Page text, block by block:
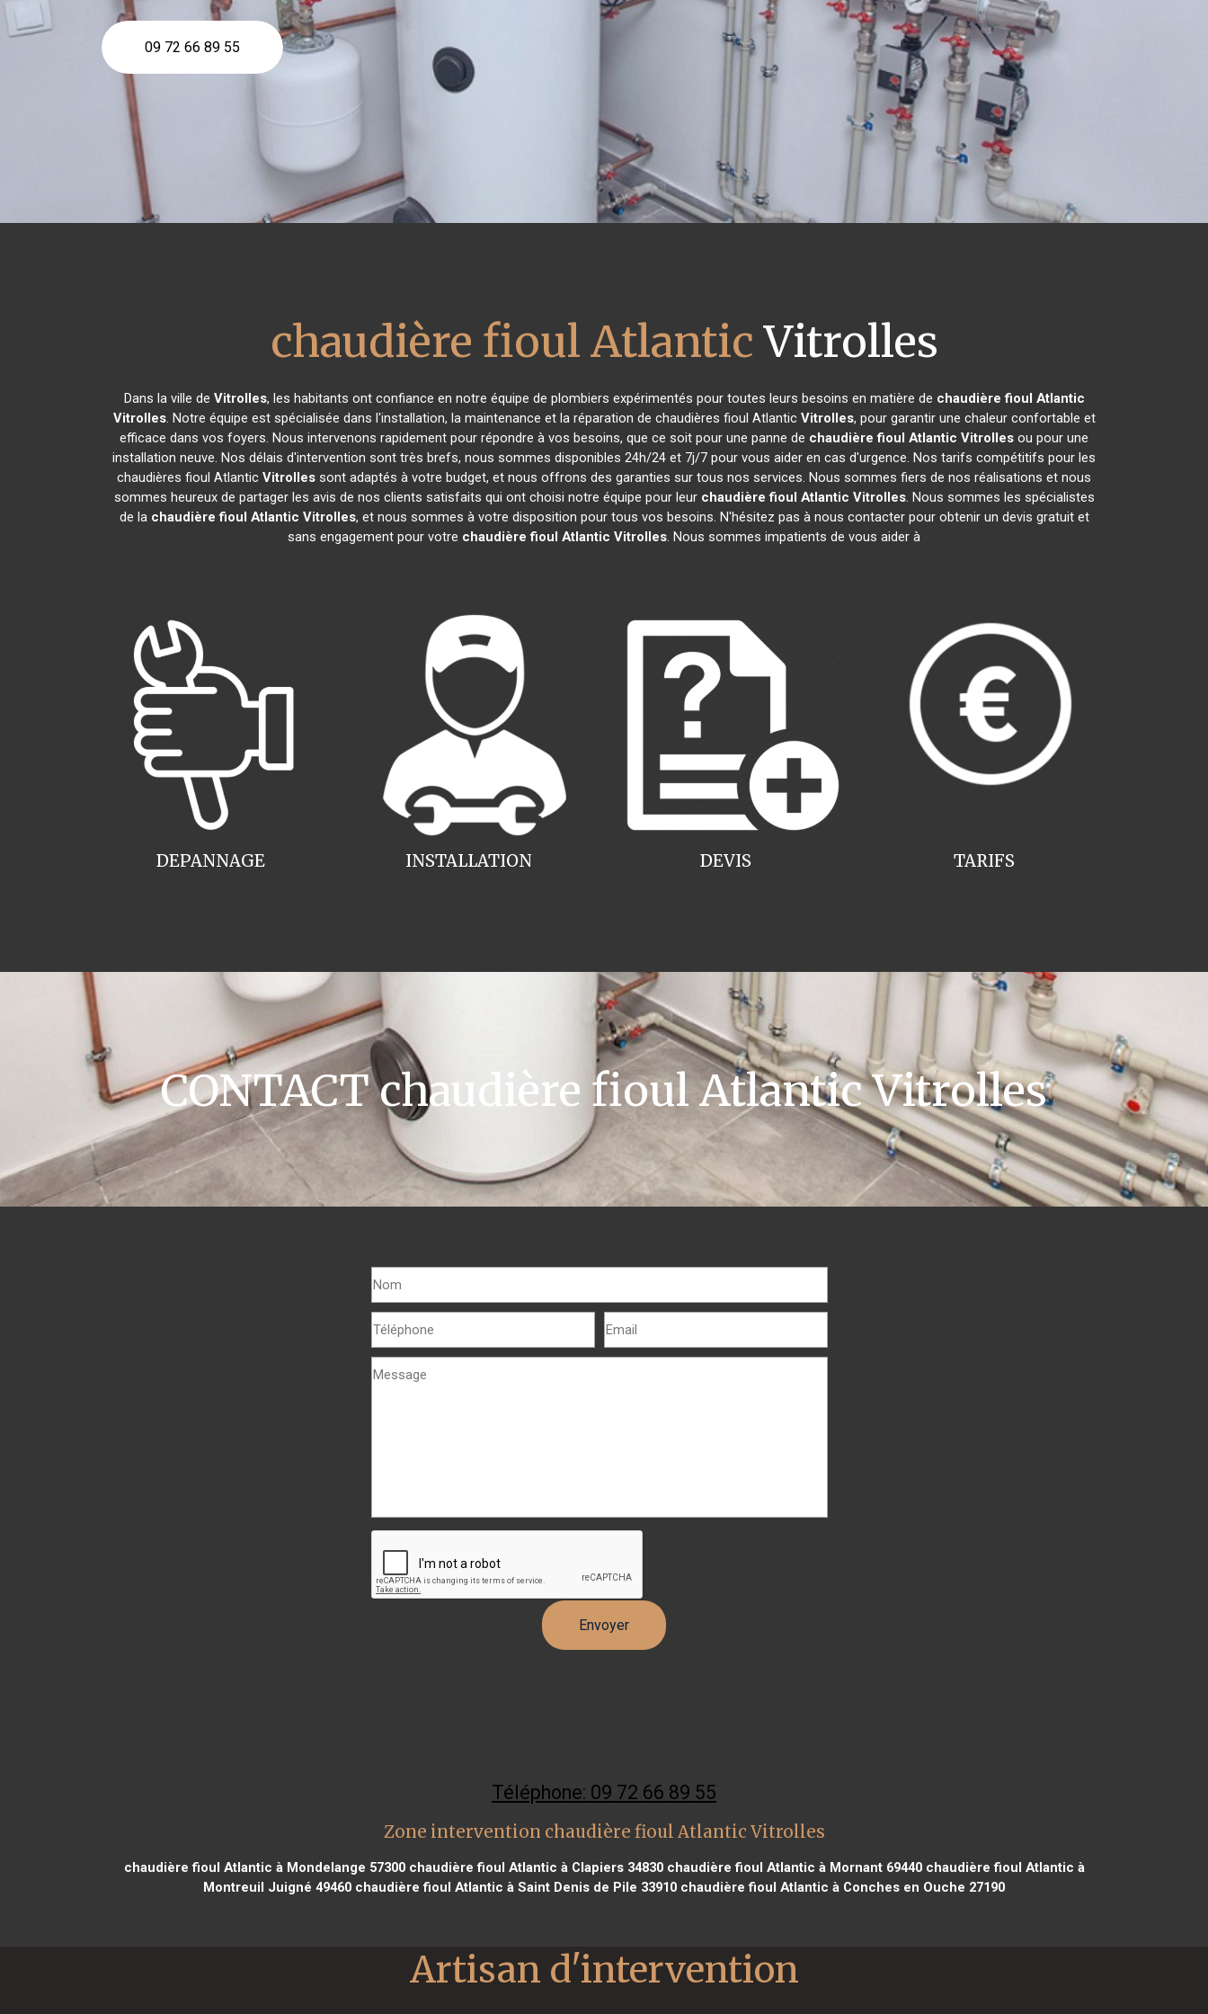
09 72 66 89 55
chaudière fioul Atlantic Vitrolles
Dans la ville de Vitrolles, les habitants ont confiance en notre équipe de plombiers expérimentés pour toutes leurs besoins en matière de chaudière fioul Atlantic
Vitrolles. Notre équipe est spécialisée dans l'installation, la maintenance et la réparation de chaudières fioul Atlantic Vitrolles, pour garantir une chaleur confortable et
efficace dans vos foyers. Nous intervenons rapidement pour répondre à vos besoins, que ce soit pour une panne de chaudière fioul Atlantic Vitrolles ou pour une
installation neuve. Nos délais d'intervention sont très brefs, nous sommes disponibles 24h/24 et 7j/7 pour vous aider en cas d'urgence. Nos tarifs compétitifs pour les
chaudières fioul Atlantic Vitrolles sont adaptés à votre budget, et nous offrons des garanties sur tous nos services. Nous sommes fiers de nos réalisations et nous
sommes heureux de partager les avis de nos clients satisfaits qui ont choisi notre équipe pour leur chaudière fioul Atlantic Vitrolles. Nous sommes les spécialistes
de la chaudière fioul Atlantic Vitrolles, et nous sommes à votre disposition pour tous vos besoins. N'hésitez pas à nous contacter pour obtenir un devis gratuit et
sans engagement pour votre chaudière fioul Atlantic Vitrolles. Nous sommes impatients de vous aider à
INSTALLATION
DEPANNAGE TARIFS
DEVIS
CONTACT chaudière fioul Atlantic Vitrolles
Téléphone: 09 72 66 89 55
Zone intervention chaudière fioul Atlantic Vitrolles
chaudière fioul Atlantic à Mondelange 57300chaudière fioul Atlantic à Clapiers 34830chaudière fioul Atlantic à Mornant 69440chaudière fioul Atlantic à
Montreuil Juigné 49460 chaudière fioul Atlantic à Saint Denis de Pile 33910 chaudière fioul Atlantic à Conches en Ouche 27190
Artisan d'intervention